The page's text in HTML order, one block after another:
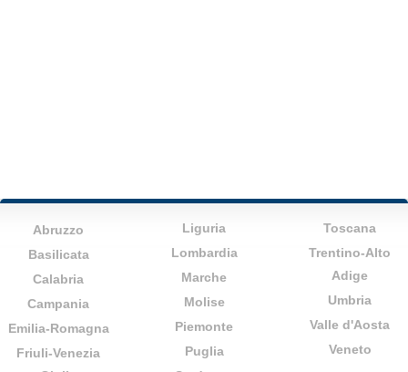
Abruzzo
Basilicata
Calabria
Campania
Emilia-Romagna
Friuli-Venezia
Liguria
Lombardia
Marche
Molise
Piemonte
Puglia
Toscana
Trentino-Alto
Adige
Umbria
Valle d'Aosta
Veneto